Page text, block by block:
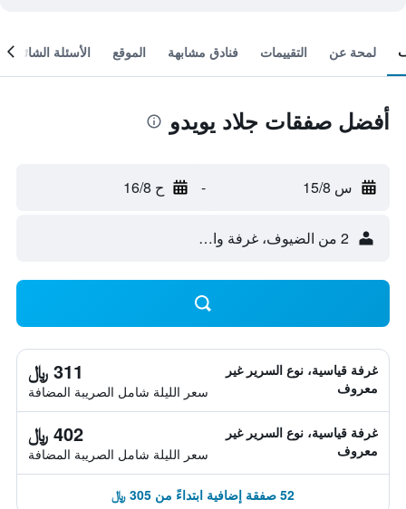
لمحة عن التقييمات فنادق مشابهة الموقع الأسئلة الشائعة
أفضل صفقات جلاد يويدو
س 15/8 - ح 16/8
2 من الضيوف، غرفة واحدة
غرفة قياسية، نوع السرير غير
معروف
311 ﷼
سعر الليلة شامل الصريبة المضافة
غرفة قياسية، نوع السرير غير
معروف
402 ﷼
سعر الليلة شامل الصريبة المضافة
52 صفقة إضافية ابتداءً من 305 ﷼